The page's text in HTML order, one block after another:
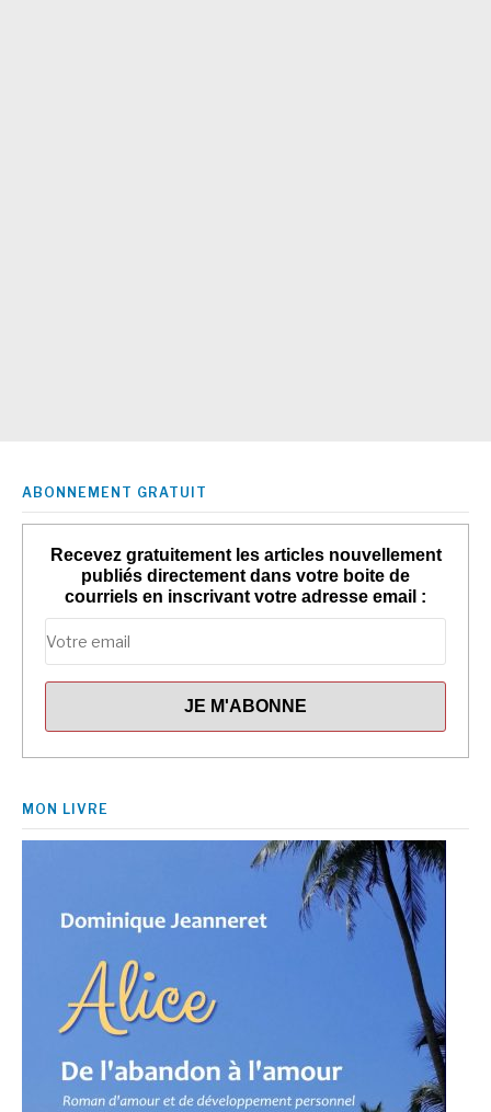
ABONNEMENT GRATUIT
Recevez gratuitement les articles nouvellement
publiés directement dans votre boite de
courriels en inscrivant votre adresse email :
MON LIVRE